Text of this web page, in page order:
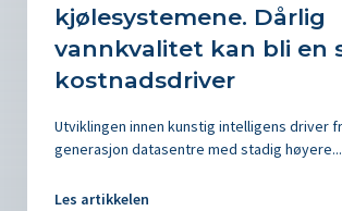
kjølesystemene. Dårlig
vannkvalitet kan bli en
kostnadsdriver
Utviklingen innen kunstig intelligens driver
generasjon datasentre med stadig høyere...
Les artikkelen